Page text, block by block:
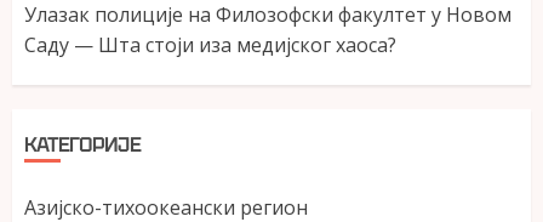
Улазак полиције на Филозофски факултет у Новом
Саду — Шта стоји иза медијског хаоса?
КАТЕГОРИЈЕ
Азијско-тихоокеански регион